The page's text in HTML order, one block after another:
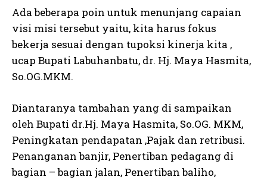
Ada beberapa poin untuk menunjang capaian
visi misi tersebut yaitu, kita harus fokus
bekerja sesuai dengan tupoksi kinerja kita ,
ucap Bupati Labuhanbatu, dr. Hj. Maya Hasmita,
So.OG.MKM.
Diantaranya tambahan yang di sampaikan
oleh Bupati dr.Hj. Maya Hasmita, So.OG. MKM,
Peningkatan pendapatan ,Pajak dan retribusi.
Penanganan banjir, Penertiban pedagang di
bagian – bagian jalan, Penertiban baliho,